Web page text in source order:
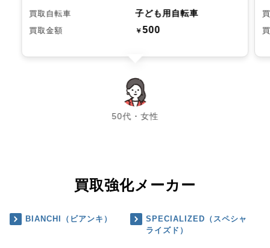
買取自転車 子ども用自転車
買取金額 ￥500
50代・女性
chevron_left chevron_right
買取強化メーカー
BIANCHI（ビアンキ）
SPECIALIZED（スペシャ
ライズド）